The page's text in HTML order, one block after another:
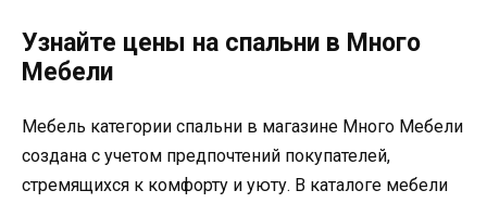
Узнайте цены на спальни в Много
Мебели
Мебель категории спальни в магазине Много Мебели
создана с учетом предпочтений покупателей,
стремящихся к комфорту и уюту. В каталоге мебели